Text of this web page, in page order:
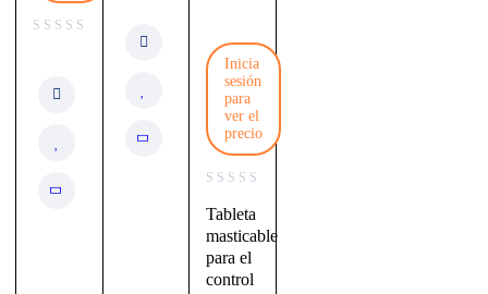
Inicia
sesión
para
ver el
precio
Tableta
masticable
para el
control